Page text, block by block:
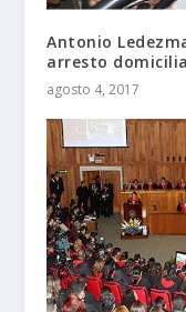
Antonio
arresto
agosto 4, 2017